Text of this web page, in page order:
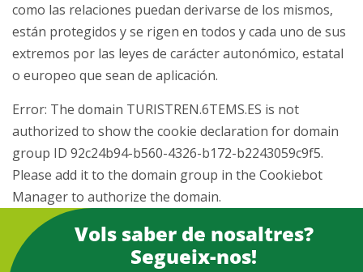
como las relaciones puedan derivarse de los mismos,
están protegidos y se rigen en todos y cada uno de sus
extremos por las leyes de carácter autonómico, estatal
o europeo que sean de aplicación.
Error: The domain TURISTREN.6TEMS.ES is not
authorized to show the cookie declaration for domain
group ID 92c24b94-b560-4326-b172-b2243059c9f5.
Please add it to the domain group in the Cookiebot
Manager to authorize the domain.
Vols saber de nosaltres?
Segueix-nos!